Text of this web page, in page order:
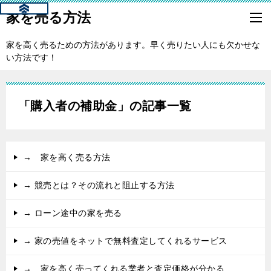
家を売る方法
家を高く売るための方法があります。早く売りたい人にも欠かせな
い方法です！
「購入者の補助金」の記事一覧
→ 家を高く売る方法
→ 競売とは？その流れと阻止する方法
→ ローン途中の家を売る
→ 家の売値をネットで無料査定してくれるサービス
→ 家を高く売ってくれる業者と査定価格が分かる